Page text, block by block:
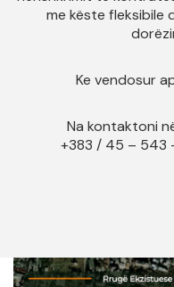
me këste fleksibile
Ke vendosur
Na kontaktoni
+383 / 45 – 543